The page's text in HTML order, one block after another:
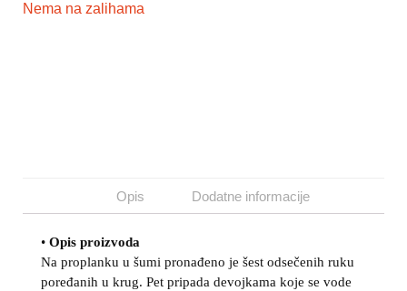
Nema na zalihama
Opis Dodatne informacije
• Opis proizvoda
Na proplanku u šumi pronađeno je šest odsečenih ruku
poređanih u krug. Pet pripada devojkama koje se vode